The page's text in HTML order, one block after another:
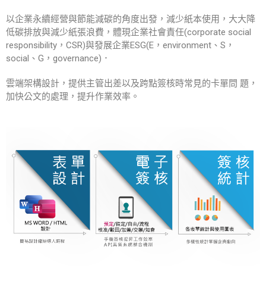
以企業永續經營與節能減碳的角度出發，減少紙本使用，大大降
低碳排放與減少紙張浪費，體現企業社會責任(corporate social
responsibility，CSR)與發展企業ESG(E，environment、S，
social、G，governance)．
雲端架構設計，提供主管出差以及跨點簽核時常見的卡單問 題，
加快公文的處理，提升作業效率。